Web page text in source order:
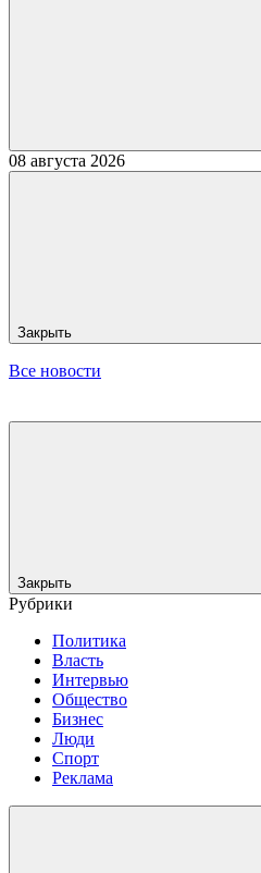
08 августа 2026
Закрыть
Все новости
Закрыть
Рубрики
Политика
Власть
Интервью
Общество
Бизнес
Люди
Спорт
Реклама